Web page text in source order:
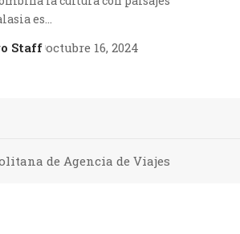
es…
Staff octubre 16, 2024
de Agencia de Viajes